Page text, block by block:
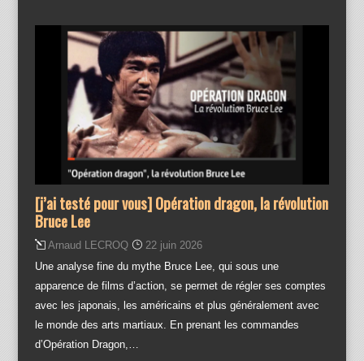
[j’ai testé pour vous] Opération dragon, la révolution
Bruce Lee
Arnaud LECROQ
22 juin 2026
Une analyse fine du mythe Bruce Lee, qui sous une
apparence de films d’action, se permet de régler ses comptes
avec les japonais, les américains et plus généralement avec
le monde des arts martiaux. En prenant les commandes
d’Opération Dragon,…